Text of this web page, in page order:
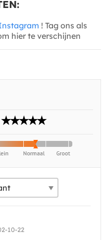
! Tag ons als
hier te verschijnen
10-22